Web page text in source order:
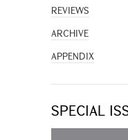
REVIEWS
ARCHIVE
APPENDIX
SPECIAL